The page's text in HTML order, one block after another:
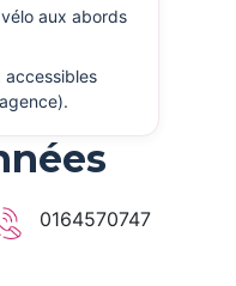
aux abords
0164570747